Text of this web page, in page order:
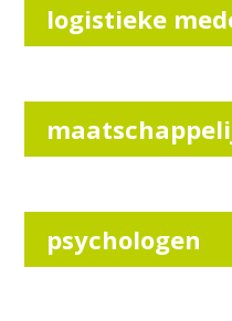
logistieke
psychologen